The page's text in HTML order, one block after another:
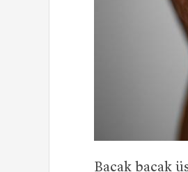
Bacak bacak